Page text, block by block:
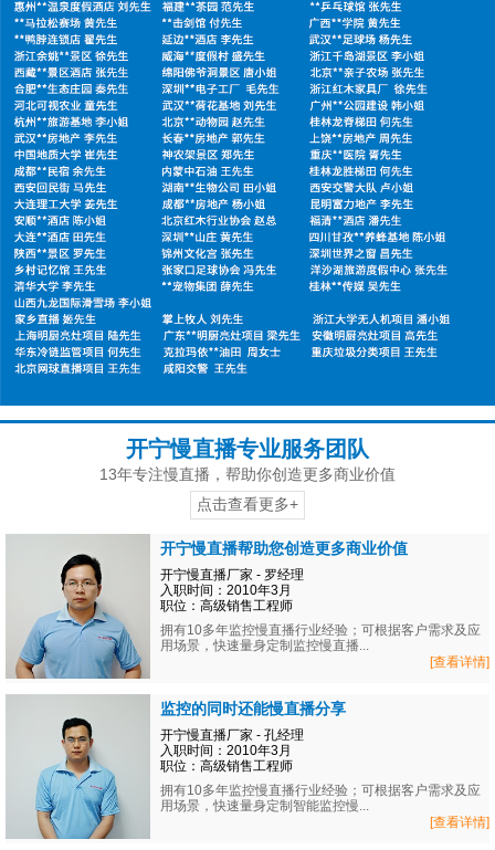
开宁慢直播专业服务团队
13年专注慢直播，帮助你创造更多商业价值
点击查看更多+
开宁慢直播帮助您创造更多商业价值
开宁慢直播厂家 - 罗经理
入职时间：2010年3月
职位：高级销售工程师
拥有10多年监控慢直播行业经验；可根据客户需求及应
用场景，快速量身定制监控慢直播...
[查看详情]
监控的同时还能慢直播分享
开宁慢直播厂家 - 孔经理
入职时间：2010年3月
职位：高级销售工程师
拥有10多年监控慢直播行业经验；可根据客户需求及应
用场景，快速量身定制智能监控慢...
[查看详情]